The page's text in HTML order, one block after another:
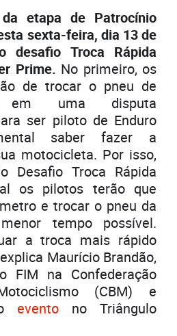
etapa de Patrocínio
sexta-feira, dia 13 de
desafio Troca Rápida
Prime. No primeiro, os
de trocar o pneu de
uma disputa
ser piloto de Enduro
saber fazer a
motocicleta. Por isso,
Desafio Troca Rápida
os pilotos terão que
e trocar o pneu da
tempo possível.
a troca mais rápido
Maurício Brandão,
FIM na Confederação
(CBM) e
evento no Triângulo